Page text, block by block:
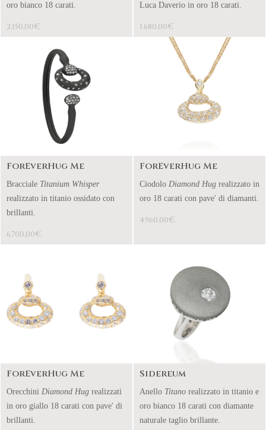
oro bianco 18 carati.
2.150,00€
Luca Daverio in oro 18 carati.
1.680,00€
ForEverHug Me
Bracciale Titanium Whisper
realizzato in titanio ossidato con
brillanti.
6.700,00€
ForEverHug Me
Ciodolo Diamond Hug realizzato in
oro 18 carati con pave' di diamanti.
4.960,00€
ForEverHug Me
Orecchini Diamond Hug realizzati
in oro giallo 18 carati con pave' di
brillanti.
Sidereum
Anello Titano realizzato in titanio e
oro bianco 18 carati con diamante
naturale taglio brillante.